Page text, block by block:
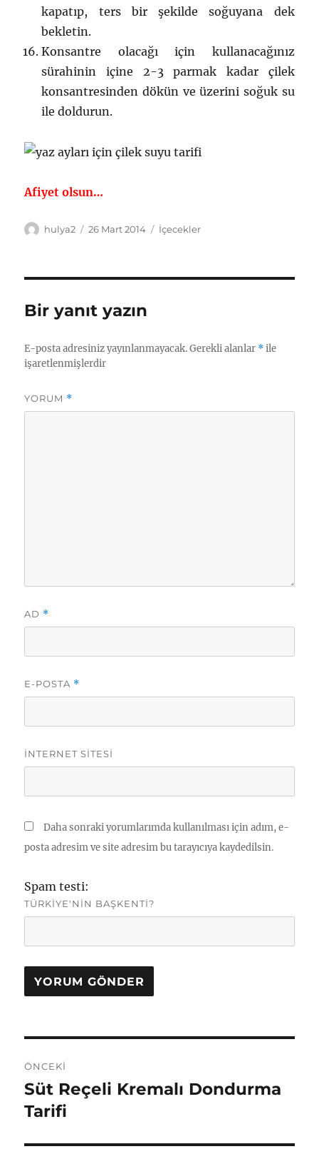
kapatıp, ters bir şekilde soğuyana dek
bekletin.
Konsantre olacağı için kullanacağınız
sürahinin içine 2-3 parmak kadar çilek
konsantresinden dökün ve üzerini soğuk su
ile doldurun.
Afiyet olsun…
Yazar
hulya2
Yayın
26 Mart 2014 Kategoriler
İçecekler
Bir yanıt yazın
E-posta adresiniz yayınlanmayacak. Gerekli alanlar *ile
işaretlenmişlerdir
YORUM *
AD *
E-POSTA *
İNTERNET SITESI
Daha sonraki yorumlarımda kullanılması için adım, e-
posta adresim ve site adresim bu tarayıcıya kaydedilsin.
Spam testi:
TÜRKIYE'NIN BAŞKENTI?
gezinmesi
ÖNCEKI
Önceki
yazı:
Süt Reçeli Kremalı Dondurma
Tarifi